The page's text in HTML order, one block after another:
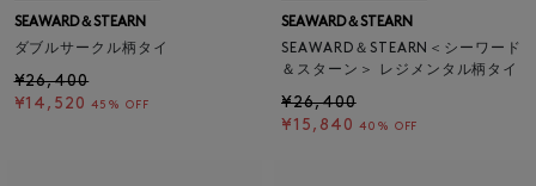
SEAWARD＆STEARN
ダブルサークル柄タイ
¥26,400
¥14,520 45% OFF
SEAWARD＆STEARN
SEAWARD＆STEARN＜シーワード
＆スターン＞ レジメンタル柄タイ
¥26,400
¥15,840 40% OFF